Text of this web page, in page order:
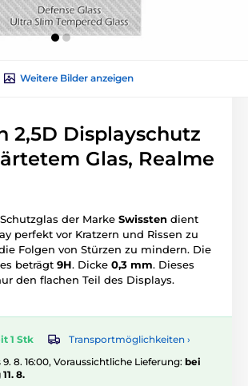
Weitere Bilder anzeigen
2,5D Displayschutz
Glas, Realme
der Marke Swissten dient
perfekt vor Kratzern und Rissen zu
Folgen von Stürzen zu mindern. Die
beträgt 9H. Dicke 0,3 mm. Dieses
den flachen Teil des Displays.
1 Stk
Transportmöglichkeiten ›
8. 16:00, Voraussichtliche Lieferung: bei
8.